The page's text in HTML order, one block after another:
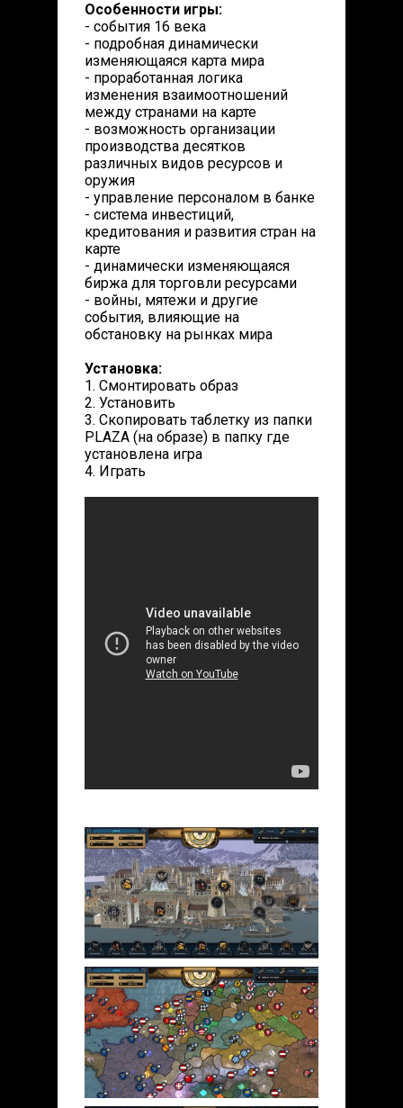
Особенности игры:
- события 16 века
- подробная динамически
изменяющаяся карта мира
- проработанная логика
изменения взаимоотношений
между странами на карте
- возможность организации
производства десятков
различных видов ресурсов и
оружия
- управление персоналом в банке
- система инвестиций,
кредитования и развития стран на
карте
- динамически изменяющаяся
биржа для торговли ресурсами
- войны, мятежи и другие
события, влияющие на
обстановку на рынках мира
Установка:
1. Смонтировать образ
2. Установить
3. Скопировать таблетку из папки
PLAZA (на образе) в папку где
установлена игра
4. Играть